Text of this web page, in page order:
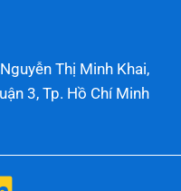
Thị Minh Khai,
3, Tp. Hồ Chí Minh